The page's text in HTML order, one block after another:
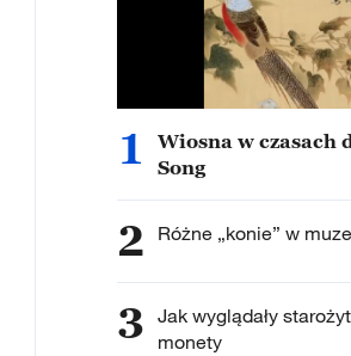
1
Wiosna w czasach
Song
2 Różne „konie” w
3 Jak wyglądały
monety